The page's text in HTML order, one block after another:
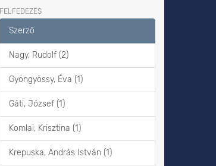
FELFEDEZÉS
Szerző
Nagy, Rudolf (2)
Gyöngyössy, Éva (1)
Gáti, József (1)
Komlai, Krisztina (1)
Krepuska, András István (1)